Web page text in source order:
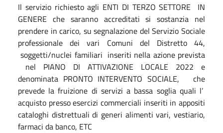
Il servizio richiesto agli ENTI DI TERZO SETTORE IN
GENERE che saranno accreditati si sostanzia nel
prendere in carico, su segnalazione del Servizio Sociale
professionale dei vari Comuni del Distretto 44,
soggetti/nuclei familiari inseriti nella azione prevista
nel PIANO DI ATTIVAZIONE LOCALE 2022 e
denominata PRONTO INTERVENTO SOCIALE, che
prevede la fruizione di servizi a bassa soglia quali l’
acquisto presso esercizi commerciali inseriti in appositi
cataloghi distrettuali di generi alimenti vari, vestiario,
farmaci da banco, ETC